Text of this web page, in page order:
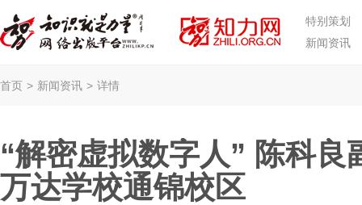
特别策划
新闻资讯
首页 > 新闻资讯 > 详情
“解密虚拟数字人” 陈科良
万达学校通锦校区